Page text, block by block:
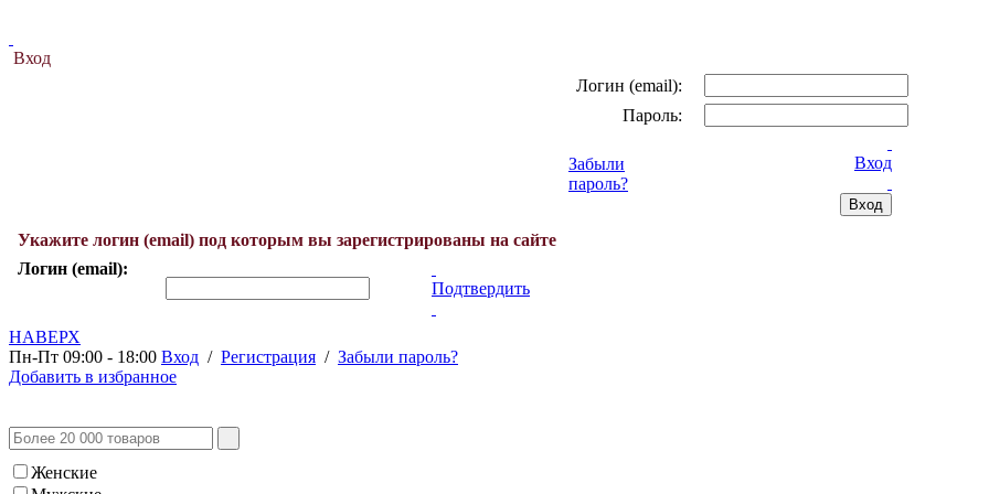
Вход
Логин (email):
Пароль:
Забыли
пароль?
Вход
Укажите логин (email) под которым вы зарегистрированы на сайте
Логин (email):
Подтвердить
НАВЕРХ
Пн-Пт 09:00 - 18:00 Вход / Регистрация / Забыли пароль?
Добавить в избранное
Женские